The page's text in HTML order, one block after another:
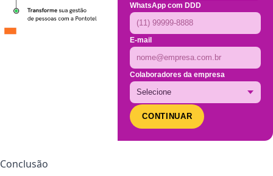
WhatsApp com DDD
E-mail
Colaboradores da empresa
CONTINUAR
Conclusão